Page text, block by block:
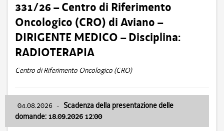
331/26 – Centro di Riferimento
Oncologico (CRO) di Aviano –
DIRIGENTE MEDICO – Disciplina:
RADIOTERAPIA
Centro di Riferimento Oncologico (CRO)
04.08.2026 - Scadenza della presentazione delle
domande: 18.09.2026 12:00